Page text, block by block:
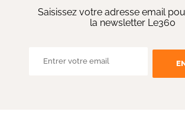
Saisissez votre adresse email
la newsletter Le360